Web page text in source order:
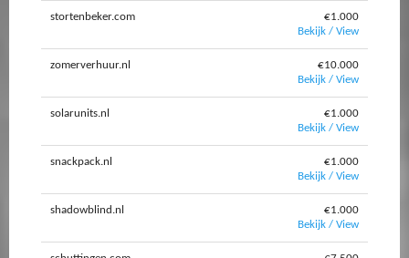
stortenbeker.com
€1.000
Bekijk / View
zomerverhuur.nl
€10.000
Bekijk / View
solarunits.nl
€1.000
Bekijk / View
snackpack.nl
€1.000
Bekijk / View
shadowblind.nl
€1.000
Bekijk / View